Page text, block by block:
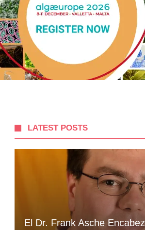
LATEST POSTS
El Dr. Frank Asche